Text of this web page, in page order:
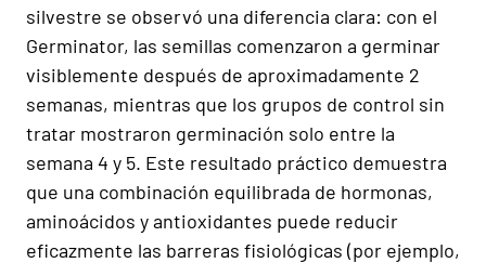
silvestre se observó una diferencia clara: con el
Germinator, las semillas comenzaron a germinar
visiblemente después de aproximadamente 2
semanas, mientras que los grupos de control sin
tratar mostraron germinación solo entre la
semana 4 y 5. Este resultado práctico demuestra
que una combinación equilibrada de hormonas,
aminoácidos y antioxidantes puede reducir
eficazmente las barreras fisiológicas (por ejemplo,